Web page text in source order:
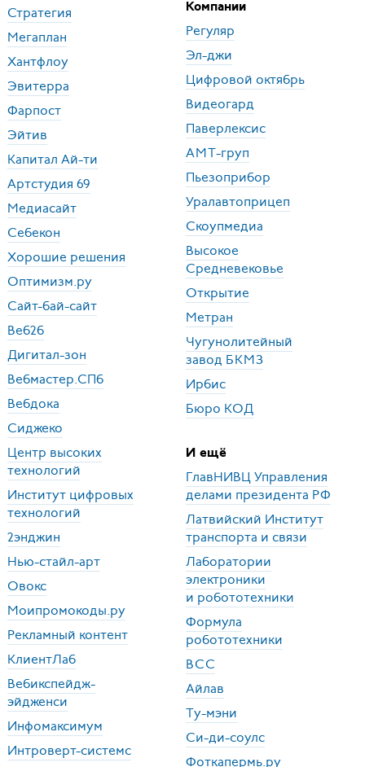
Стратегия
Мегаплан
Хантфлоу
Эвитерра
Фарпост
Эйтив
Капитал Ай-ти
Артстудия 69
Медиасайт
Себекон
Хорошие решения
Оптимизм.ру
Сайт-бай-сайт
Веб2б
Дигитал-зон
Вебмастер.СПб
Вебдока
Сиджеко
Центр высоких
технологий
Институт цифровых
технологий
2энджин
Нью-стайл-арт
Овокс
Моипромокоды.ру
Рекламный контент
КлиентЛаб
Вебикспейдж-
эйдженси
Инфомаксимум
Интроверт-cистемс
Компании
Регуляр
Эл-джи
Цифровой октябрь
Видеогард
Паверлексис
АМТ-груп
Пьезоприбор
Уралавтоприцеп
Скоупмедиа
Высокое
Средневековье
Открытие
Метран
Чугунолитейный
завод БКМЗ
Ирбис
Бюро КОД
И ещё
ГлавНИВЦ Управления
делами президента РФ
Латвийский Институт
транспорта и связи
Лаборатории
электроники
и робототехники
Формула
робототехники
ВСС
Айлав
Ту-мэни
Си-ди-соулс
Фоткапермь.ру